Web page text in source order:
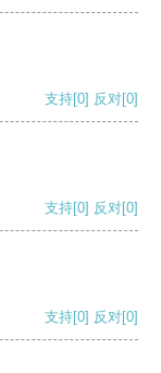
支持[0] 反对[0]
支持[0] 反对[0]
支持[0] 反对[0]